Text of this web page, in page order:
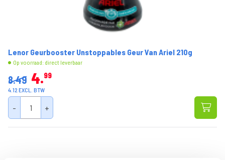
Lenor Geurbooster Unstoppables Geur Van Ariel 210g
Op voorraad: direct leverbaar
8.49 4 99
4.12 EXCL. BTW
- +